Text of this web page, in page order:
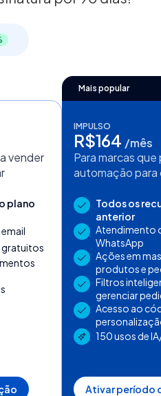
vender
plano
gratuitos
Mais popular
IMPULSO
R$164 /mês
Para marcas
automação para
Todos os
anterior
Atendimento
WhatsApp
Ações em
produtos e
Filtros
gerenciar
Acesso ao
150 usos de
Ativar período